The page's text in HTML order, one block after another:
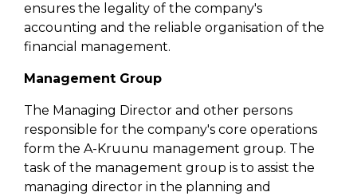
ensures the legality of the company's
accounting and the reliable organisation of the
financial management.
Management Group
The Managing Director and other persons
responsible for the company's core operations
form the A-Kruunu management group. The
task of the management group is to assist the
managing director in the planning and